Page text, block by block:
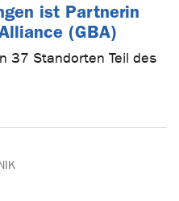
ist Partnerin
(GBA)
37 Standorten Teil des